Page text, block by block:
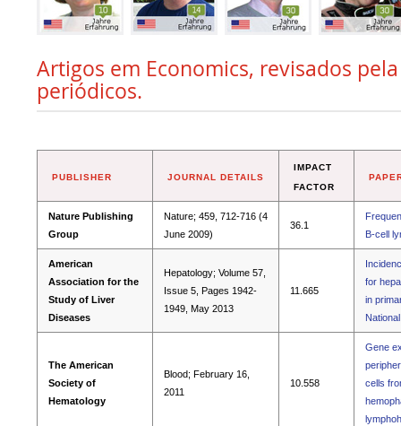
Artigos em Economics, revisados
periódicos.
PUBLISHER JOURNAL DETAILS
IMPACT
FACTOR
Nature Publishing
Group
Nature; 459, 712-716 (4
June 2009)
36.1
B-cell
American
Association for the
Study of Liver
Diseases
Hepatology; Volume 57,
Issue 5, Pages 1942-
1949, May 2013
11.665
for
in
The American
Society of
Hematology
Blood; February 16,
2011
10.558
Gene
cells